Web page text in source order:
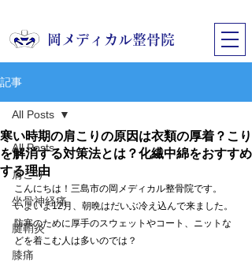
​岡メディカル整骨院
記事
All Posts
肩こり
坐骨神経痛
腱鞘炎
膝痛
All Posts
寒い時期の肩こりの原因は衣類の厚着？こり
を解消する対策法とは？化繊中綿をおすすめ
する理由
こんにちは！三島市の岡メディカル整骨院です。
いよいよ12月、朝晩はだいぶ冷え込んで来ました。
防寒のために厚手のスウェットやコート、ニットな
どを着こむ人は多いのでは？